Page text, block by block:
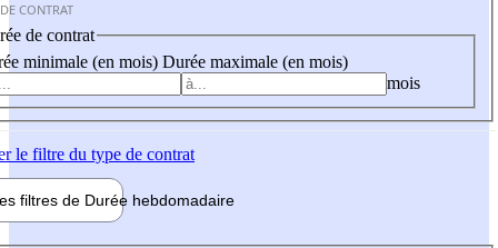
CONTRAT
de contrat
minimale (en mois) Durée maximale (en mois)
mois
le filtre du type de contrat
filtres de Durée hebdomadaire